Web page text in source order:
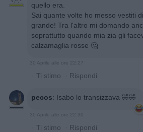
quello era.
Sai quante volte ho messo vestiti
grande! Tra l'altro mi domando
soprattutto quando mia zia gli
calzamaglia rosse 🤔
30 Aprile alle ore 22:27
· Ti stimo · Rispondi
pecos: Isabo lo transizzava 🤣🤣
30 Aprile alle ore 22:30
· Ti stimo · Rispondi